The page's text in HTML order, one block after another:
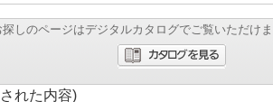
探しのページはデジタルカタログでご覧いただけま
れた内容)